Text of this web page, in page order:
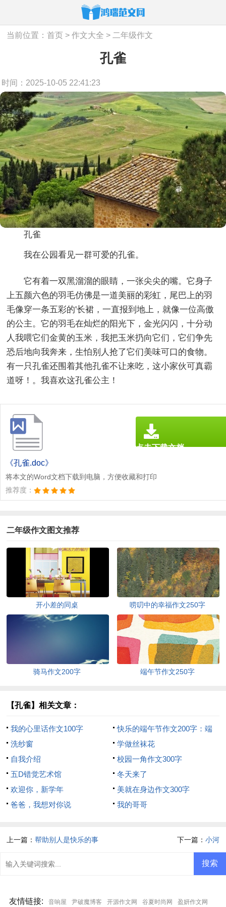
当前位置：首页 >作文大全 > 二年级作文
孔雀
时间：2025-10-05 22:41:23
孔雀
我在公园看见一群可爱的孔雀。
它有着一双黑溜溜的眼睛，一张尖尖的嘴。它身子
上五颜六色的羽毛仿佛是一道美丽的彩虹，尾巴上的羽
毛像穿一条五彩的'长裙，一直报到地上，就像一位高傲
的公主。它的羽毛在灿烂的阳光下，金光闪闪，十分动
人我喂它们金黄的玉米，我把玉米扔向它们，它们争先
恐后地向我奔来，生怕别人抢了它们美味可口的食物。
有一只孔雀还围着其他孔雀不让来吃，这小家伙可真霸
道呀！。我喜欢这孔雀公主！
《孔雀.doc》
将本文的Word文档下载到电脑，方便收藏和打印
推荐度：
点击下载文档
二年级作文图文推荐
开小差的同桌 唠叨中的幸福作文250字
骑马作文200字 端午节作文250字
【孔雀】相关文章：
我的心里话作文100字
快乐的端午节作文200字：端
午节的趣闻
洗纱窗
学做丝袜花
自我介绍
校园一角作文300字
五D错觉艺术馆
冬天来了
欢迎你，新学年
美就在身边作文300字
爸爸，我想对你说
我的哥哥
上一篇：帮助别人是快乐的事 下一篇： 小河
友情链接: 音响屋 尹破魔博客 开源作文网 谷夏时尚网 盈妍作文网